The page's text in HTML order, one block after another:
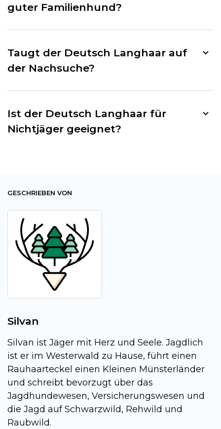
guter Familienhund?
Taugt der Deutsch Langhaar auf
der Nachsuche?
Ist der Deutsch Langhaar für
Nichtjäger geeignet?
GESCHRIEBEN VON
Silvan
Silvan ist Jäger mit Herz und Seele. Jagdlich
ist er im Westerwald zu Hause, führt einen
Rauhaarteckel einen Kleinen Münsterländer
und schreibt bevorzugt über das
Jagdhundewesen, Versicherungswesen und
die Jagd auf Schwarzwild, Rehwild und
Raubwild.